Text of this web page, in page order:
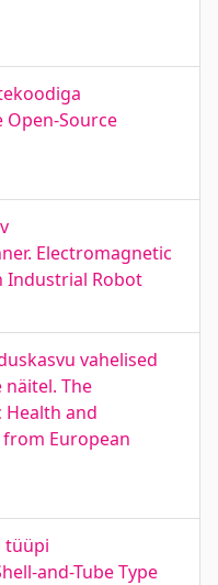
Open-Source
Electromagnetic
Industrial Robot
vahelised
The
Health and
European
tüüpi
and-Tube Type